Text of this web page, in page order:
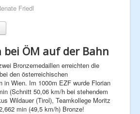
Friedl
bei ÖM auf der Bahn
Bronzemedaillen erreichten die
den österreichischen
in Wien. Im 1000m EZF wurde Florian
(Schnitt 50,06 km/h bei stehendem
Wildauer (Tirol), Teamkollege Moritz
min (49,5 km/h) Bronze!